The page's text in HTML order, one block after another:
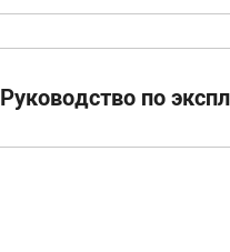
Руководство по